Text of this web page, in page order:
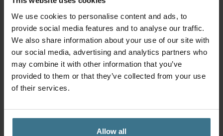
We use cookies to personalise content and ads, to
provide social media features and to analyse our traffic.
We also share information about your use of our site with
our social media, advertising and analytics partners who
may combine it with other information that you’ve
provided to them or that they’ve collected from your use
of their services.
Allow all
aantal
Knob Tumbler HOT&COOL
thermosfles 400 ml met
gravering – Zwart
BPA vrij